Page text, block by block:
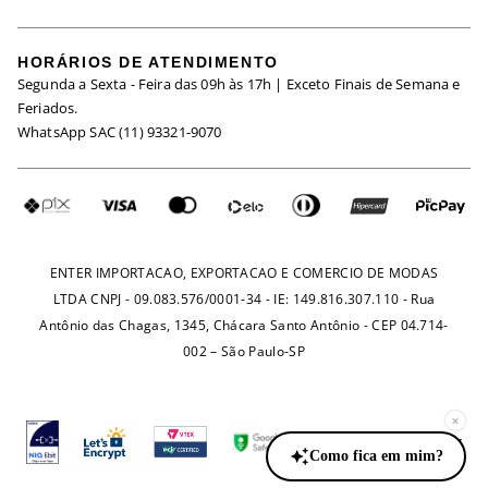
Igualdade Salarial
Requisição de Dados
Minha Conta
Trocas
Fretes e Tarifas
Maternidade
Seja um Afiliado
HORÁRIOS DE ATENDIMENTO
Segunda a Sexta - Feira das 09h às 17h | Exceto Finais de Semana e
Feriados.
WhatsApp SAC (11) 93321-9070
ENTER IMPORTACAO, EXPORTACAO E COMERCIO DE MODAS
LTDA CNPJ - 09.083.576/0001-34 - IE: 149.816.307.110 - Rua
Antônio das Chagas, 1345, Chácara Santo Antônio - CEP 04.714-
002 – São Paulo-SP
×
Como fica em mim?